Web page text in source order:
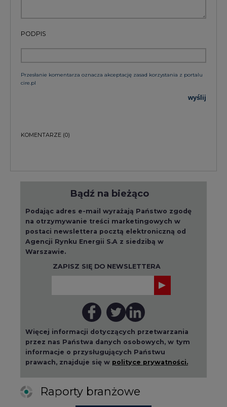
PODPIS
Przesłanie komentarza oznacza akceptację zasad korzystania z portalu
cire.pl
wyślij
KOMENTARZE (0)
Bądź na bieżąco
Podając adres e-mail wyrażają Państwo zgodę
na otrzymywanie treści marketingowych w
postaci newslettera pocztą elektroniczną od
Agencji Rynku Energii S.A z siedzibą w
Warszawie.
ZAPISZ SIĘ DO NEWSLETTERA
Więcej informacji dotyczących przetwarzania
przez nas Państwa danych osobowych, w tym
informacje o przysługujących Państwu
prawach, znajduje się w polityce prywatności.
Raporty branżowe